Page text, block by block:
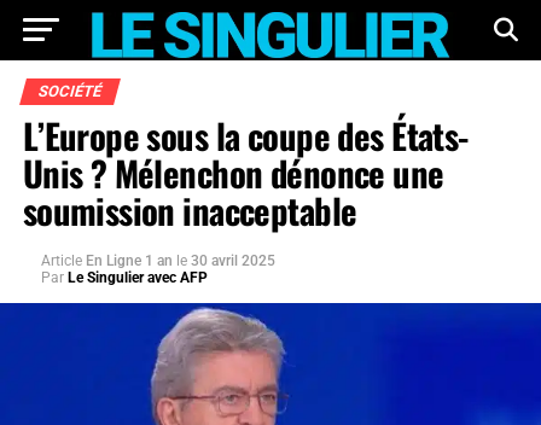
SOCIÉTÉ
L’Europe sous la coupe des États-
Unis ? Mélenchon dénonce une
soumission inacceptable
Article En Ligne 1 an le 30 avril 2025
Par Le Singulier avec AFP